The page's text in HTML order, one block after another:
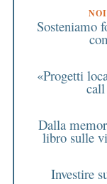
Sosteniamo
«Progetti
Dalla
libro sulle
Investire